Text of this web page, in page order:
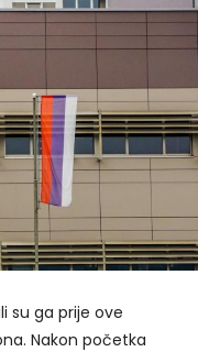
su ga prije ove
Nakon početka